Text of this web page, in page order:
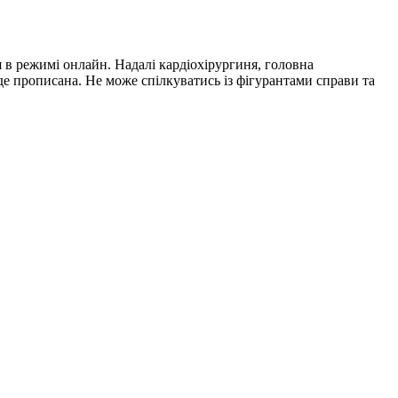
в режимі онлайн. Надалі кардіохірургиня, головна
Не може спілкуватись із фігурантами справи та